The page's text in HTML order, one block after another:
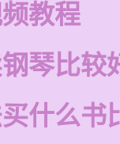
教程
琴比较
什么书